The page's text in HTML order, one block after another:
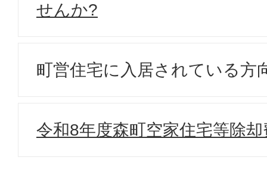
せんか?
町営住宅に入居されている方
令和8年度森町空家住宅等除